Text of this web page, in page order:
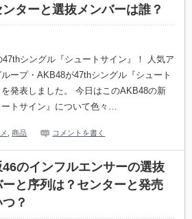
ターと選抜メンバーは誰？
47thシングル『シュートサイン』！ 人気ア
ープ・AKB48が47thシングル『シュート
発表しました。 今日はこのAKB48の新
ートサイン』について色々…
,商品 コメントを書く
46のインフルエンサーの選抜
ーと序列は？センターと発売
？